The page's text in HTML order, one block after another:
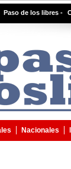
Paso de los libres -
Nacionales